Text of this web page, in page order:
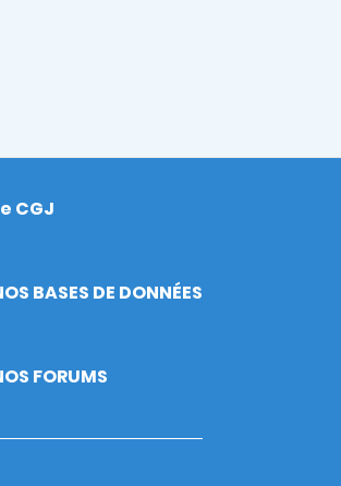
CGJ
BASES DE DONNÉES
FORUMS